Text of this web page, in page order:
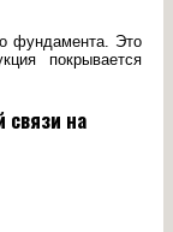
фундамента. Это
покрывается
связи на